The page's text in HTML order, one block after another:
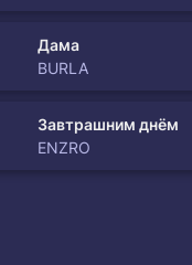
Дама
BURLA
Завтрашним днём
ENZRO